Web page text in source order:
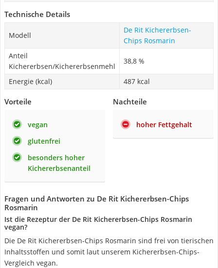
Technische Details
Modell
De Rit Kichererbsen-
Chips Rosmarin
Anteil
Kichererbsen/Kichererbsenmehl
38,8 %
Energie (kcal) 487 kcal
Vorteile
vegan
glutenfrei
besonders hoher
Kichererbsenanteil
Nachteile
hoher Fettgehalt
Fragen und Antworten zu De Rit Kichererbsen-Chips
Rosmarin
Ist die Rezeptur der De Rit Kichererbsen-Chips Rosmarin
vegan?
Die De Rit Kichererbsen-Chips Rosmarin sind frei von tierischen
Inhaltsstoffen und somit laut unserem Kichererbsen-Chips-
Vergleich vegan.